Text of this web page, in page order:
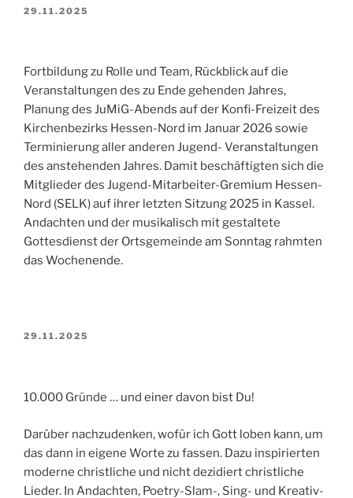
VERÖFFENTLICHT
29.11.2025
Fortbildung zu Rolle und Team, Rückblick auf die
Veranstaltungen des zu Ende gehenden Jahres,
Planung des JuMiG-Abends auf der Konfi-Freizeit des
Kirchenbezirks Hessen-Nord im Januar 2026 sowie
Terminierung aller anderen Jugend- Veranstaltungen
des anstehenden Jahres. Damit beschäftigten sich die
Mitglieder des Jugend-Mitarbeiter-Gremium Hessen-
Nord (SELK) auf ihrer letzten Sitzung 2025 in Kassel.
Andachten und der musikalisch mit gestaltete
Gottesdienst der Ortsgemeinde am Sonntag rahmten
das Wochenende.
VERÖFFENTLICHT
29.11.2025
10.000 Gründe … und einer davon bist Du!
Darüber nachzudenken, wofür ich Gott loben kann, um
das dann in eigene Worte zu fassen. Dazu inspirierten
moderne christliche und nicht dezidiert christliche
Lieder. In Andachten, Poetry-Slam-, Sing- und Kreativ-